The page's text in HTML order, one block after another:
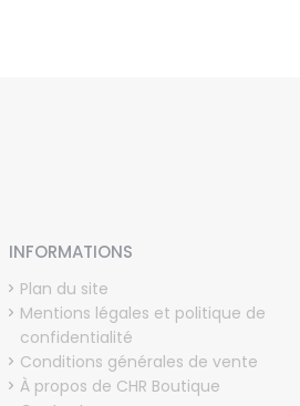
INFORMATIONS
Plan du site
Mentions légales et politique de
confidentialité
Conditions générales de vente
À propos de CHR Boutique